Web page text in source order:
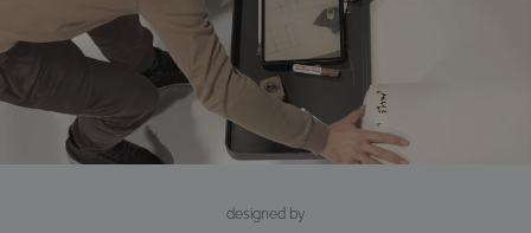
Poduszki dekoracyjne dla dodatkowego efektu
Poduszki dekoracyjne w pasującym kolorze dopełniają zestaw i
zapewniają dodatkowy komfort.
Luksus dla Twojej przestrzeni zewnętrznej
Z zestawem Vellore nadasz swojej przestrzeni zewnętrznej nutkę luksusu
designed by